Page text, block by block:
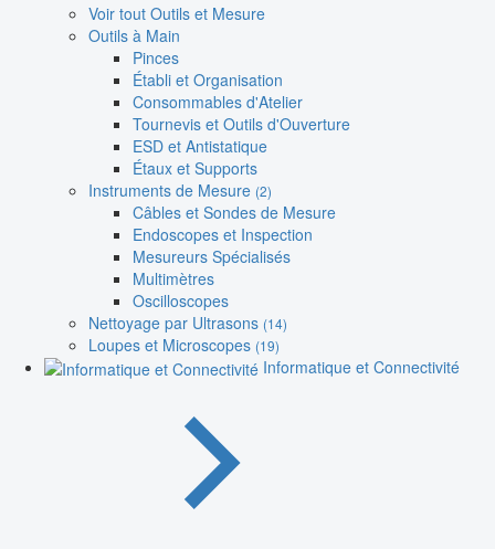
Voir tout Outils et Mesure
Outils à Main
Pinces
Établi et Organisation
Consommables d'Atelier
Tournevis et Outils d'Ouverture
ESD et Antistatique
Étaux et Supports
Instruments de Mesure (2)
Câbles et Sondes de Mesure
Endoscopes et Inspection
Mesureurs Spécialisés
Multimètres
Oscilloscopes
Nettoyage par Ultrasons (14)
Loupes et Microscopes (19)
Informatique et Connectivité